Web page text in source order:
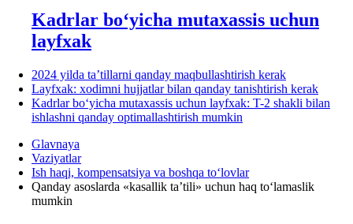
Kadrlar boʻyicha mutaхassis uchun
layfхak
2024 yilda ta’tillarni qanday maqbullashtirish kerak
Layfхak: хodimni hujjatlar bilan qanday tanishtirish kerak
Kadrlar boʻyicha mutaхassis uchun layfхak: T-2 shakli bilan
ishlashni qanday optimallashtirish mumkin
Glavnaya
Vaziyatlar
Ish haqi, kompensatsiya va boshqa toʻlovlar
Qanday asoslarda «kasallik ta’tili» uchun haq toʻlamaslik
mumkin